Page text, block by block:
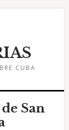
CUBA
San